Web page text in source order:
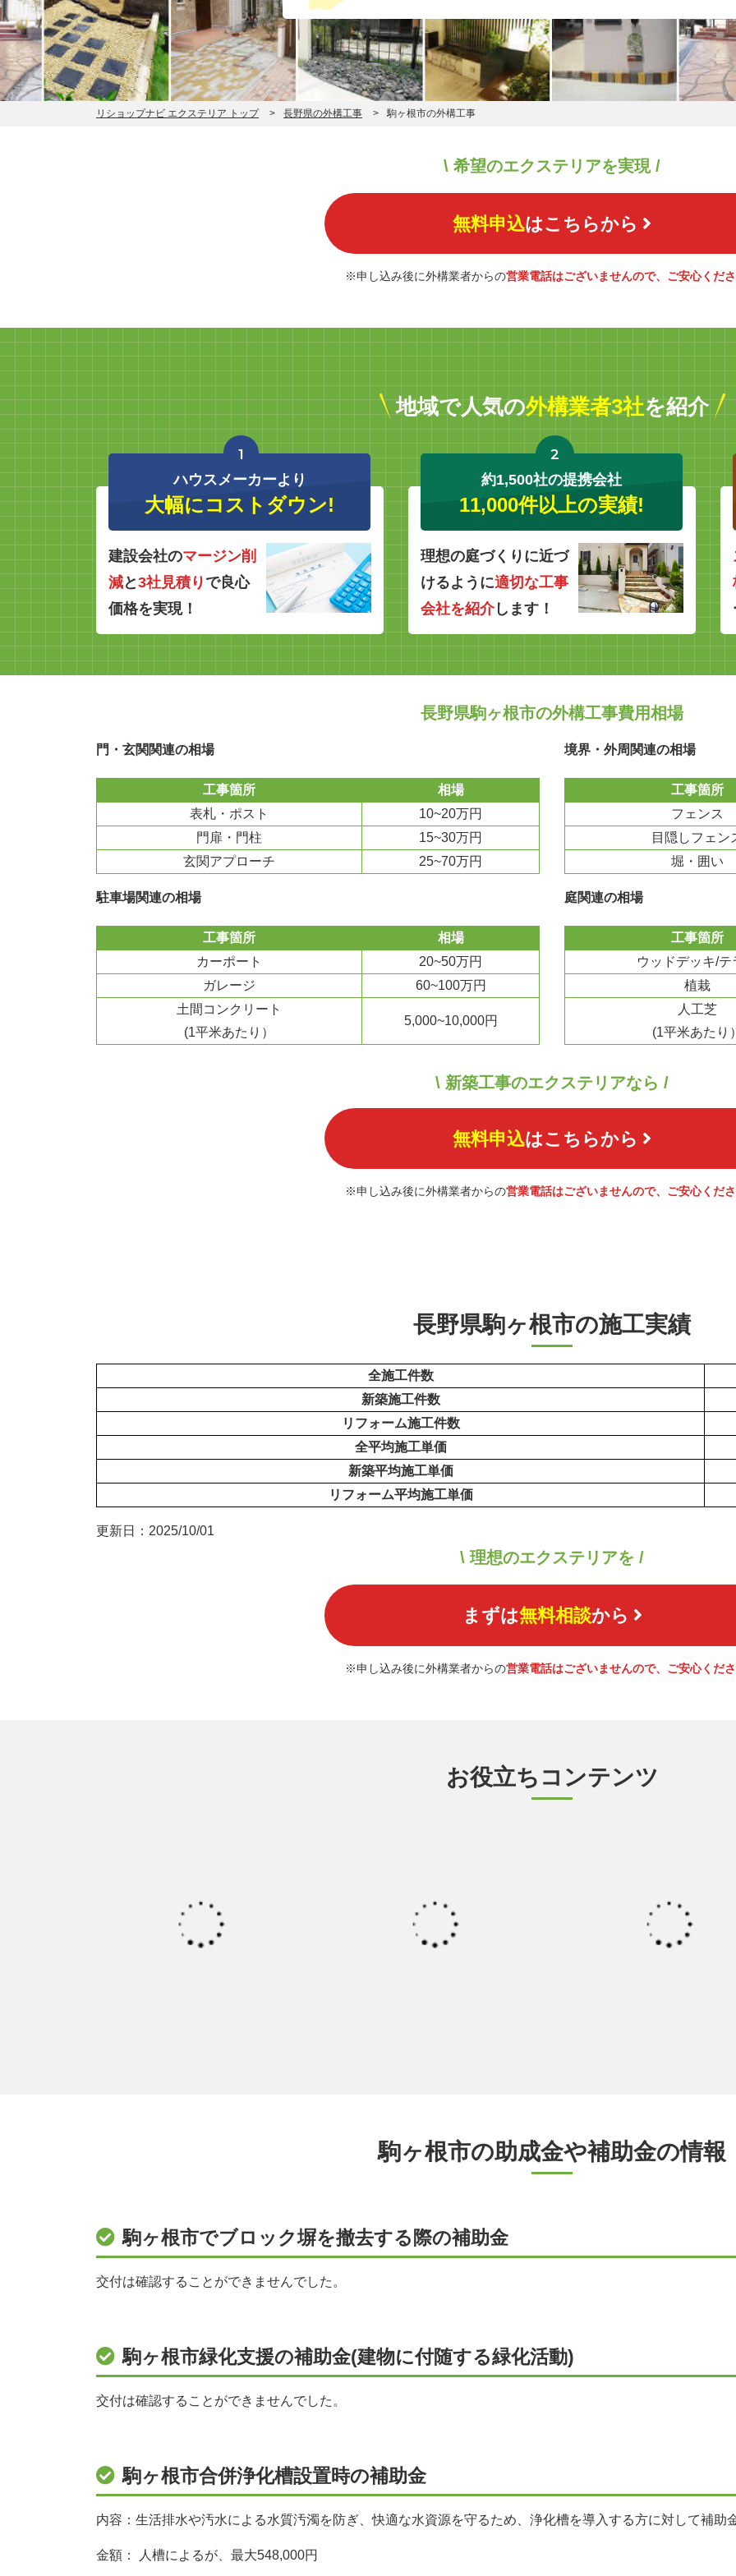
リショップナビ エクステリア トップ 長野県の外構工事 駒ヶ根市の外構工事
\ 希望のエクステリアを実現 /
無料申込はこちらから
※申し込み後に外構業者からの営業電話はございませんので、ご安心くだ
地域で人気の外構業者3社を紹介
1
ハウスメーカーより
大幅にコストダウン!
建設会社のマージン削
減と3社見積り で良心
価格を実現！
2
約1,500社の提携会社
11,000件以上の実績!
理想の庭づくりに近づ
けるように適切な工事
会社を紹介します！
長野県駒ヶ根市の外構工事費用相場
門・玄関関連の相場
工事箇所
相場
表札・ポスト
10~20万円
門扉・門柱
15~30万円
玄関アプローチ
25~70万円
境界・外周関連の相場
工事箇所
フェンス
目隠しフェン
堀・囲い
駐車場関連の相場
工事箇所
相場
カーポート
20~50万円
ガレージ
60~100万円
土間コンクリート
(1平米あたり）
5,000~10,000円
庭関連の相場
工事箇所
ウッドデッキ/テ
植栽
人工芝
(1平米あたり
\ 新築工事のエクステリアなら /
無料申込はこちらから
※申し込み後に外構業者からの営業電話はございませんので、ご安心くだ
長野県駒ヶ根市の施工実績
全施工件数
新築施工件数
リフォーム施工件数
全平均施工単価
新築平均施工単価
リフォーム平均施工単価
更新日：2025/10/01
\ 理想のエクステリアを /
まずは無料相談から
※申し込み後に外構業者からの営業電話はございませんので、ご安心くだ
お役立ちコンテンツ
駒ヶ根市の助成金や補助金の情報
駒ヶ根市でブロック塀を撤去する際の補助金
交付は確認することができませんでした。
駒ヶ根市緑化支援の補助金(建物に付随する緑化活動)
交付は確認することができませんでした。
駒ヶ根市合併浄化槽設置時の補助金
内容：生活排水や汚水による水質汚濁を防ぎ、快適な水資源を守るため、浄化槽を導入する方に対して補助
金額： 人槽によるが、最大548,000円